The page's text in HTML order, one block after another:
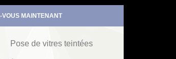
VOUS MAINTENANT
Pose de vitres teintées